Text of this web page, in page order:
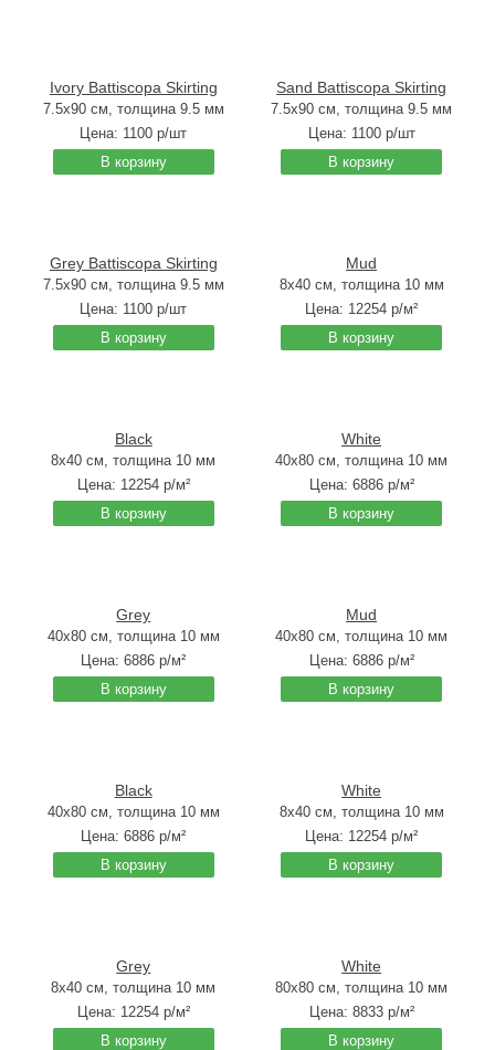
Ivory Battiscopa Skirting
7.5x90 см, толщина 9.5 мм
Цена: 1100 р/шт
В корзину
Sand Battiscopa Skirting
7.5x90 см, толщина 9.5 мм
Цена: 1100р/шт
В корзину
Grey Battiscopa Skirting
7.5x90 см, толщина 9.5 мм
Цена: 1100 р/шт
В корзину
Mud
8x40 см, толщина 10 мм
Цена: 12254 р/м²
В корзину
Black
8x40 см, толщина 10 мм
Цена: 12254р/м²
В корзину
White
40x80 см, толщина 10 мм
Цена: 6886р/м²
В корзину
Grey
40x80 см, толщина 10 мм
Цена:6886 р/м²
В корзину
Mud
40x80 см, толщина 10 мм
Цена: 6886р/м²
В корзину
Black
40x80 см, толщина 10 мм
Цена:6886 р/м²
В корзину
White
8x40 см, толщина 10 мм
Цена: 12254 р/м²
В корзину
Grey
8x40 см, толщина 10 мм
Цена: 12254р/м²
В корзину
White
80x80 см, толщина 10 мм
Цена: 8833р/м²
В корзину